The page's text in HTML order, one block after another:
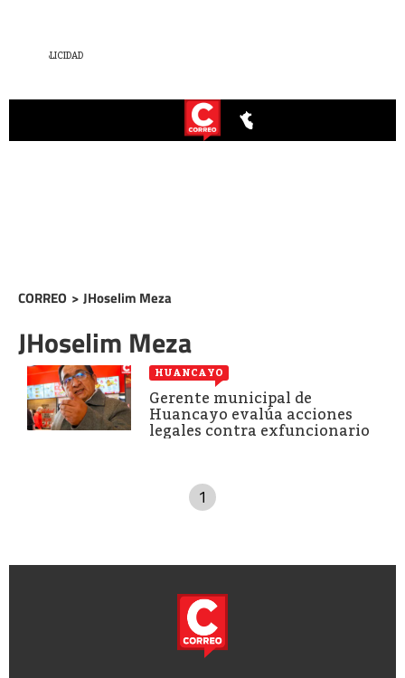
CORREO > JHoselim Meza
JHoselim Meza
HUANCAYO
Gerente municipal de
Huancayo evalúa acciones
legales contra exfuncionario
1